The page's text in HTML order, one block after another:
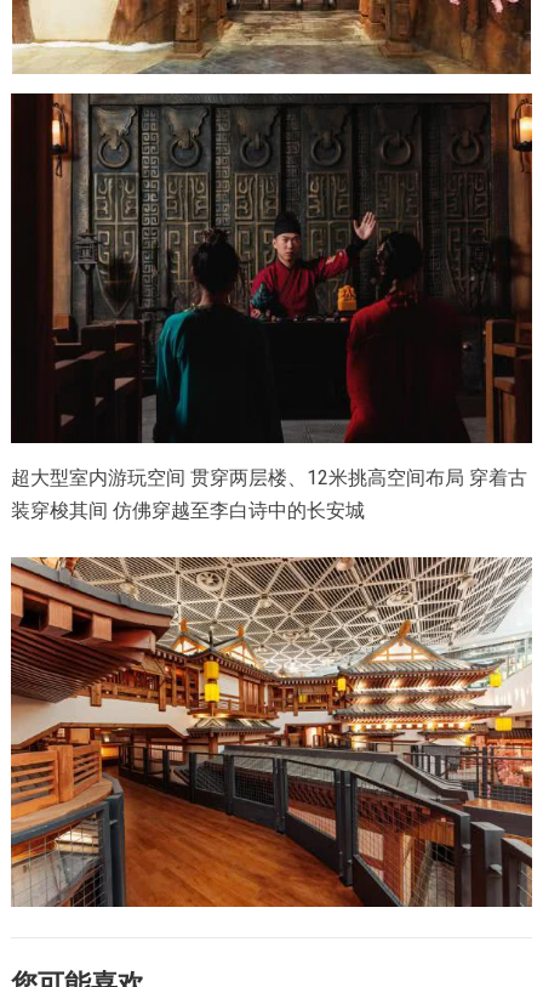
超大型室内游玩空间 贯穿两层楼、12米挑高空间布局 穿着古
装穿梭其间 仿佛穿越至李白诗中的长安城